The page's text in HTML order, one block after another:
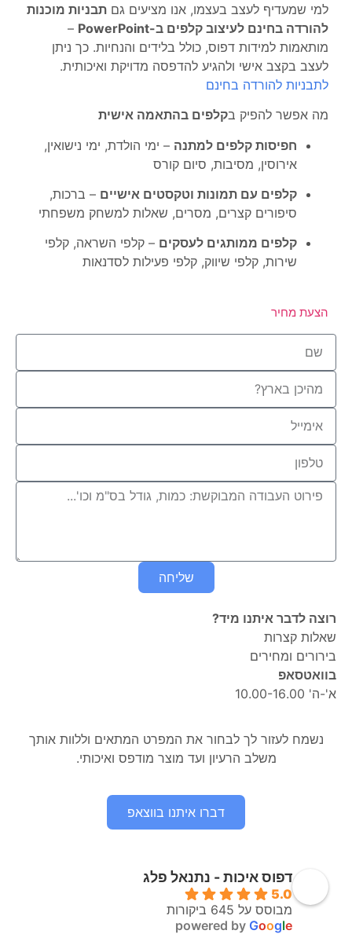
למי שמעדיף לעצב בעצמו, אנו מציעים גםתבניות מוכנות
להורדה בחינם לעיצוב קלפים ב-PowerPoint
–
מותאמות למידות דפוס, כולל בלידים והנחיות. כך ניתן
לעצב בקצב אישי ולהגיע להדפסה מדויקת ואיכותית.
לתבניות להורדה בחינם
מה אפשר להפיק ב קלפים בהתאמה אישית
חפיסות קלפים למתנה– ימי הולדת, ימי נישואין,
אירוסין, מסיבות, סיום קורס
קלפים עם תמונות וטקסטים אישיים– ברכות,
סיפורים קצרים, מסרים, שאלות למשחק משפחתי
קלפים ממותגים לעסקים– קלפי השראה, קלפי
שירות, קלפי שיווק, קלפי פעילות לסדנאות
הצעת מחיר
שליחה
רוצה לדבר איתנו מיד?
שאלות קצרות
בירורים ומחירים
בוואטסאפ
א'-ה' 10.00-16.00
נשמח לעזור לך לבחור את המפרט המתאים וללוות אותך
משלב הרעיון ועד מוצר מודפס ואיכותי.
דברו איתנו בווצאפ
דפוס איכות - נתנאל פלג
5.0
מבוסס על 645 ביקורות
powered byGoogl